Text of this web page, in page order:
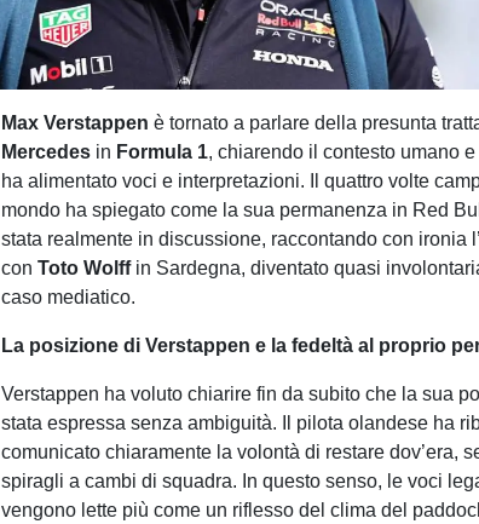
Max Verstappen è tornato a parlare della presunta
Mercedes in Formula 1, chiarendo il contesto umano
ha alimentato voci e interpretazioni. Il quattro volte
mondo ha spiegato come la sua permanenza in Red
stata realmente in discussione, raccontando con ironia
conToto Wolffin Sardegna, diventato quasi
caso mediatico.
La posizione di Verstappen e la fedeltà al proprio
Verstappen ha voluto chiarire fin da subito che la sua
stata espressa senza ambiguità. Il pilota olandese ha
comunicato chiaramente la volontà di restare dov’era,
spiragli a cambi di squadra. In questo senso, le voci
vengono lette più come un riflesso del clima del